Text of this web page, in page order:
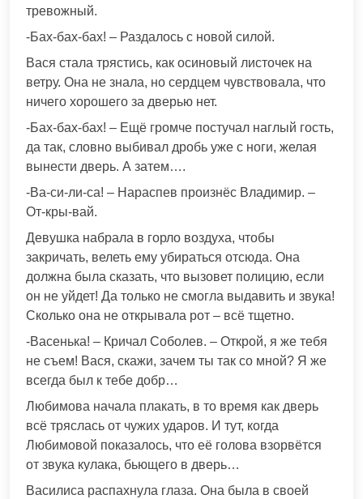
тревожный.
-Бах-бах-бах! – Раздалось с новой силой.
Вася стала трястись, как осиновый листочек на
ветру. Она не знала, но сердцем чувствовала, что
ничего хорошего за дверью нет.
-Бах-бах-бах! – Ещё громче постучал наглый гость,
да так, словно выбивал дробь уже с ноги, желая
вынести дверь. А затем….
-Ва-си-ли-са! – Нараспев произнёс Владимир. –
От-кры-вай.
Девушка набрала в горло воздуха, чтобы
закричать, велеть ему убираться отсюда. Она
должна была сказать, что вызовет полицию, если
он не уйдет! Да только не смогла выдавить и звука!
Сколько она не открывала рот – всё тщетно.
-Васенька! – Кричал Соболев. – Открой, я же тебя
не съем! Вася, скажи, зачем ты так со мной? Я же
всегда был к тебе добр…
Любимова начала плакать, в то время как дверь
всё тряслась от чужих ударов. И тут, когда
Любимовой показалось, что её голова взорвётся
от звука кулака, бьющего в дверь…
Василиса распахнула глаза. Она была в своей